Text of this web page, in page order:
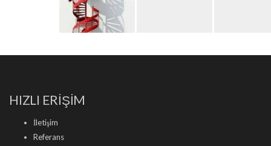
HIZLI ERİŞİM
İletişim
Referans